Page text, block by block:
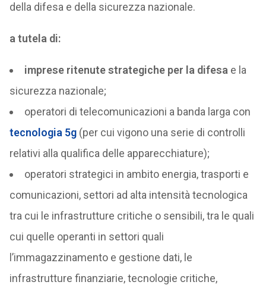
della difesa e della sicurezza nazionale.
a tutela di:
imprese ritenute strategiche per la difesa e la
sicurezza nazionale;
operatori di telecomunicazioni a banda larga con
tecnologia 5g(per cui vigono una serie di controlli
relativi alla qualifica delle apparecchiature);
operatori strategici in ambito energia, trasporti e
comunicazioni, settori ad alta intensità tecnologica
tra cui le infrastrutture critiche o sensibili, tra le quali
cui quelle operanti in settori quali
l’immagazzinamento e gestione dati, le
infrastrutture finanziarie, tecnologie critiche,